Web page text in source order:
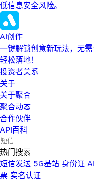
低信息安全风险。
AI创作
一键解锁创意新玩法，无
轻松落地！
投资者关系
关于
关于聚合
聚合动态
合作伙伴
API百科
热门搜索
短信发送 5G基站 身份证
票 实名认证